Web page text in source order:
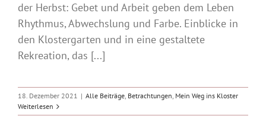
der Herbst: Gebet und Arbeit geben dem Leben
Rhythmus, Abwechslung und Farbe. Einblicke in
den Klostergarten und in eine gestaltete
Rekreation, das [...]
18. Dezember 2021 | Alle Beiträge, Betrachtungen, Mein Weg ins Kloster
Weiterlesen